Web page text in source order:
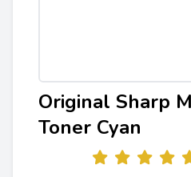
Original Sharp
Toner Cyan